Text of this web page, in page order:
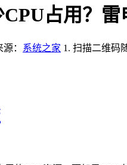
占用？
源： 系统之家 1. 扫描二维码